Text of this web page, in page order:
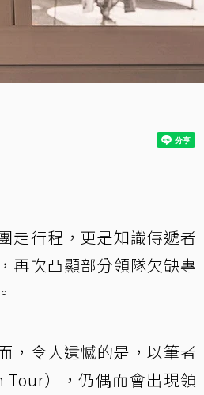
走行程，更是知識傳遞者
再次凸顯部分領隊欠缺專
，令人遺憾的是，以筆者
Tour），仍偶而會出現領